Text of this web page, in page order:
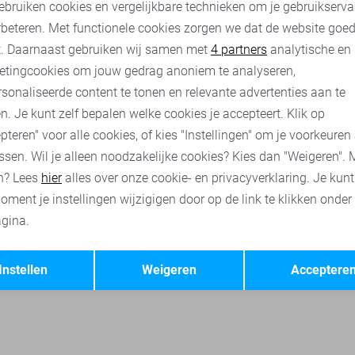
Gabbiano overhemden
cookies Marketing cookies
Terug Opslaan
cookies en vergelijkbare technieken om je
Met functionele cookies zorgen we dat de website goed
Daarnaast gebruiken wij samen met 4 partners analytische en
om jouw gedrag anoniem te analyseren,
content te tonen en relevante advertenties aan te
Je kunt zelf bepalen welke cookies je accepteert. Klik op
voor alle cookies, of kies "Instellingen" om je voorkeuren
Wil je alleen noodzakelijke cookies? Kies dan "Weigeren".
Lees hieralles over onze cookie- en privacyverklaring. Je
je instellingen wijzigigen door op de link te klikken onder
Weigeren